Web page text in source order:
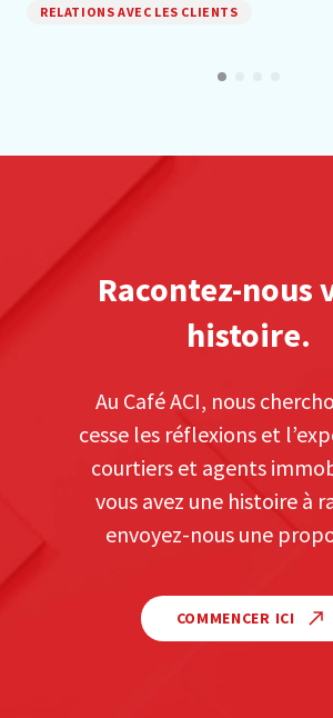
RELATIONS AVEC LES CLIENTS
Racontez-nous
histoire.
Au Café ACI, nous
cesse les réflexions et
courtiers et agents
vous avez une histoire à
envoyez-nous une
COMMENCER ICI